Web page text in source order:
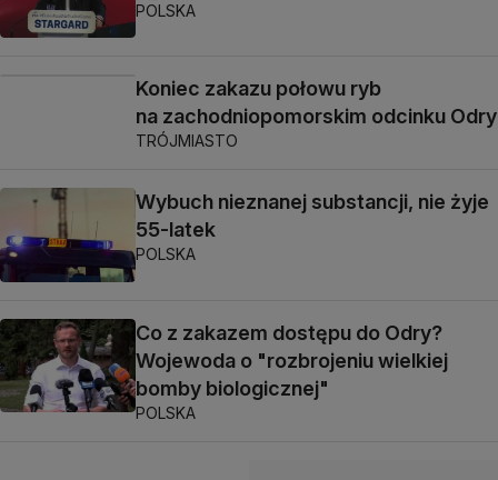
POLSKA
Koniec zakazu połowu ryb
na zachodniopomorskim odcinku Odry
TRÓJMIASTO
Wybuch nieznanej substancji, nie żyje
55-latek
POLSKA
Co z zakazem dostępu do Odry?
Wojewoda o "rozbrojeniu wielkiej
bomby biologicznej"
POLSKA